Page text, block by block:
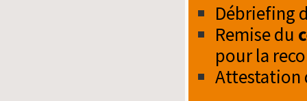
Débriefing
Remise du
pour la
Attestation